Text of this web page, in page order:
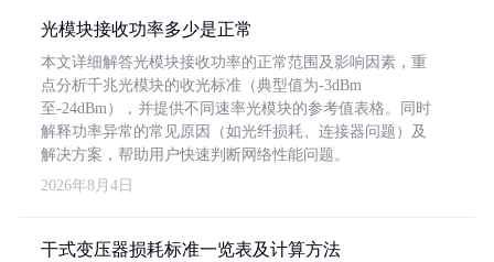
光模块接收功率多少是正常
本文详细解答光模块接收功率的正常范围及影响因素，重
点分析千兆光模块的收光标准（典型值为-3dBm
至-24dBm），并提供不同速率光模块的参考值表格。同时
解释功率异常的常见原因（如光纤损耗、连接器问题）及
解决方案，帮助用户快速判断网络性能问题。
2026年8月4日
干式变压器损耗标准一览表及计算方法